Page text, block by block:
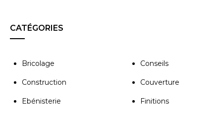
CATÉGORIES
Bricolage Conseils
Construction Couverture
Ebénisterie Finitions